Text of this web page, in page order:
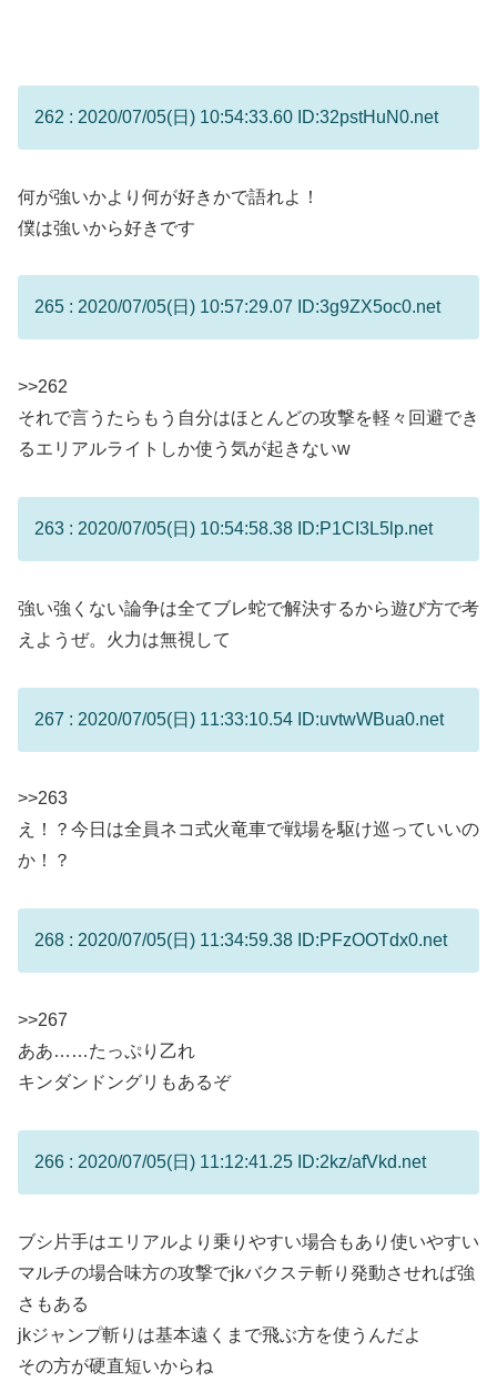
262 : 2020/07/05(日) 10:54:33.60 ID:32pstHuN0.net
何が強いかより何が好きかで語れよ！
僕は強いから好きです
265 : 2020/07/05(日) 10:57:29.07 ID:3g9ZX5oc0.net
>>262
それで言うたらもう自分はほとんどの攻撃を軽々回避でき
るエリアルライトしか使う気が起きないw
263 : 2020/07/05(日) 10:54:58.38 ID:P1CI3L5lp.net
強い強くない論争は全てブレ蛇で解決するから遊び方で考
えようぜ。火力は無視して
267 : 2020/07/05(日) 11:33:10.54 ID:uvtwWBua0.net
>>263
え！？今日は全員ネコ式火竜車で戦場を駆け巡っていいの
か！？
268 : 2020/07/05(日) 11:34:59.38 ID:PFzOOTdx0.net
>>267
ああ……たっぷり乙れ
キンダンドングリもあるぞ
266 : 2020/07/05(日) 11:12:41.25 ID:2kz/afVkd.net
ブシ片手はエリアルより乗りやすい場合もあり使いやすい
マルチの場合味方の攻撃でjkバクステ斬り発動させれば強
さもある
jkジャンプ斬りは基本遠くまで飛ぶ方を使うんだよ
その方が硬直短いからね